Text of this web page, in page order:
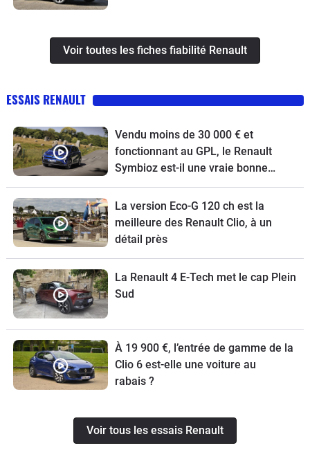
Voir toutes les fiches fiabilité Renault
ESSAIS RENAULT
Vendu moins de 30 000 € et
fonctionnant au GPL, le Renault
Symbioz est-il une vraie bonne
affaire !
La version Eco-G 120 ch est la
meilleure des Renault Clio, à un
détail près
La Renault 4 E-Tech met le cap Plein
Sud
À 19 900 €, l’entrée de gamme de la
Clio 6 est-elle une voiture au
rabais ?
Voir tous les essais Renault